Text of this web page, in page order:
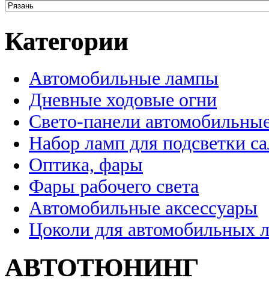
Категории
Автомобильные лампы
Дневные ходовые огни
Свето-панели
Набор ламп для подсветки
Оптика, фары
Фары рабочего света
Автомобильные аксессуары
Цоколи для автомобильных
АВТОТЮНИНГ